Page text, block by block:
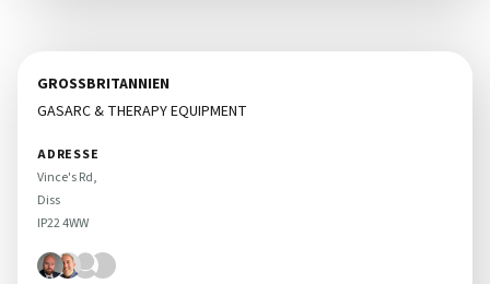
GROSSBRITANNIEN
GASARC & THERAPY EQUIPMENT
ADRESSE
Vince's Rd,
Diss